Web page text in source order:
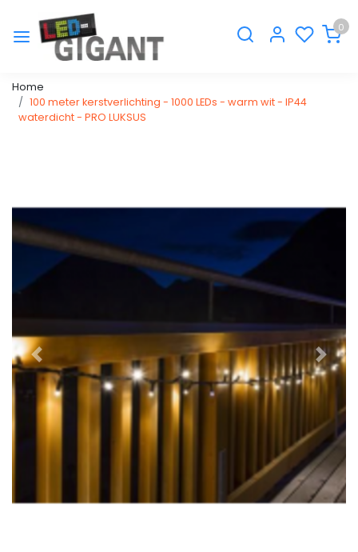
0
Home
100 meter kerstverlichting - 1000 LEDs - warm wit - IP44
waterdicht - PRO LUKSUS
Vorige